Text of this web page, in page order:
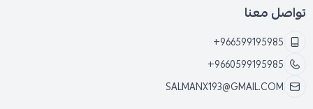
تواصل معنا
+966599195985
+9660599195985
SALMANX193@GMAIL.COM